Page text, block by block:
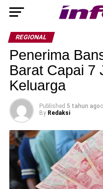
REGIONAL
Penerima
Barat Capai 7
Keluarga
Published 5 tahun ago
By Redaksi